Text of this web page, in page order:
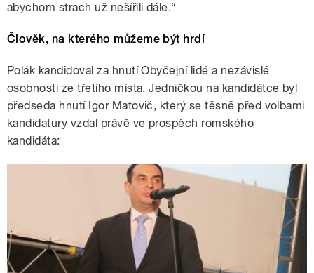
abychom strach už nešířili dále.“
Člověk, na kterého můžeme být hrdí
Polák kandidoval za hnutí Obyčejní lidé a nezávislé
osobnosti ze třetího místa. Jedničkou na kandidátce byl
předseda hnutí Igor Matovič, který se těsně před volbami
kandidatury vzdal právě ve prospěch romského
kandidáta: